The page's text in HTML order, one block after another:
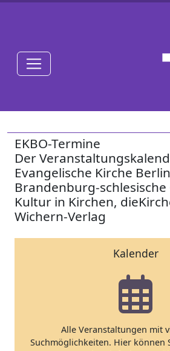
EKBO-Termine
Der
Evangelische Kirche
Brandenburg-
Kultur in Kirchen,
Wichern-Verlag
Kalender
Alle Veranstaltungen mit
Suchmöglichkeiten. Hier können